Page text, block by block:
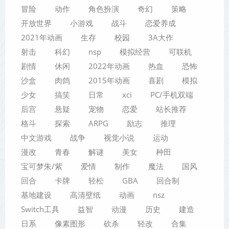
冒险 动作 角色扮演 奇幻
策略
开放世界
小游戏 战斗
恋爱养成
2021年动画
生存 校园
3A大作
射击
科幻 nsp 模拟经营
可联机
剧情
休闲 2022年动画 热血
恐怖
沙盒
肉鸽 2015年动画 喜剧
模拟
少女
搞笑 日常 xci
PC/手机双端
后宫
悬疑 宠物 恋爱
站长推荐
格斗
探索 ARPG 励志
推理
中文游戏
战争 视觉小说
运动
漫改
青春 解谜 美女
种田
宝可梦朱/紫
爱情 制作 魔法
国风
回合
卡牌 轻松 GBA
回合制
基地建设
高清壁纸 动画
nsz
Switch工具
益智 动漫 历史
建造
日系
像素图形 砍杀 轻改
合集